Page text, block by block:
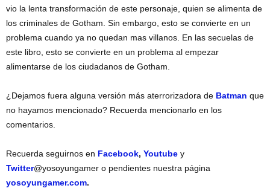
vio la lenta transformación de este personaje, quien se alimenta de
los criminales de Gotham. Sin embargo, esto se convierte en un
problema cuando ya no quedan mas villanos. En las secuelas de
este libro, esto se convierte en un problema al empezar
alimentarse de los ciudadanos de Gotham.
¿Dejamos fuera alguna versión más aterrorizadora de Batman que
no hayamos mencionado? Recuerda mencionarlo en los
comentarios.
Recuerda seguirnos en Facebook, Youtube y
Twitter@yosoyungamer o pendientes nuestra página
yosoyungamer.com.